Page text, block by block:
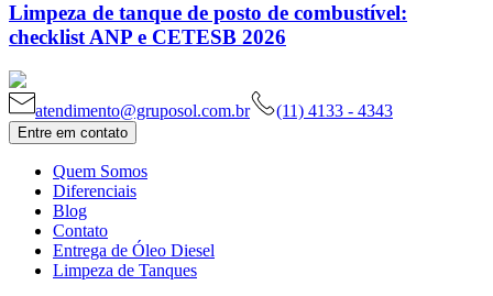
Limpeza de tanque de posto de combustível:
checklist ANP e CETESB 2026
atendimento@gruposol.com.br (11) 4133 - 4343
Entre em contato
Quem Somos
Diferenciais
Blog
Contato
Entrega de Óleo Diesel
Limpeza de Tanques